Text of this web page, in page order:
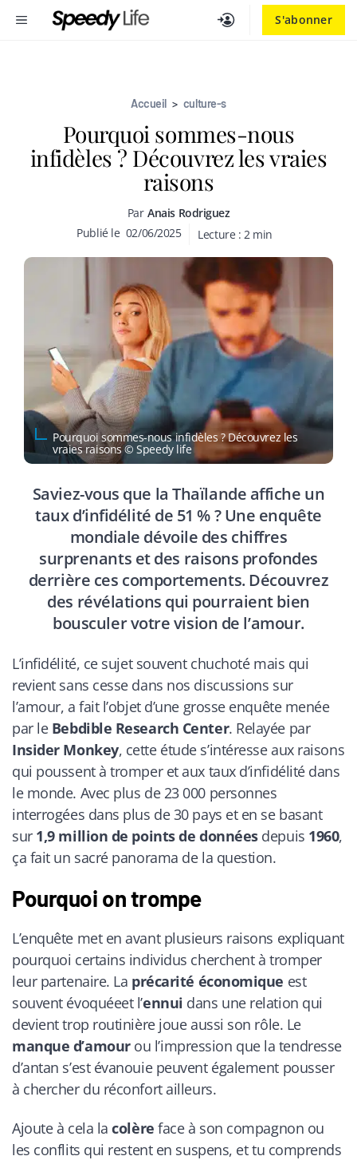
S'abonner
MENU
Accueil > culture-s
Pourquoi sommes-nous
infidèles ? Découvrez les vraies
raisons
Par Anais Rodriguez
Publié le 02/06/2025 Lecture : 2 min
Pourquoi sommes-nous infidèles ? Découvrez les
vraies raisons © Speedy life
Saviez-vous que la Thaïlande affiche un
taux d’infidélité de 51 % ? Une enquête
mondiale dévoile des chiffres
surprenants et des raisons profondes
derrière ces comportements. Découvrez
des révélations qui pourraient bien
bousculer votre vision de l’amour.
L’infidélité, ce sujet souvent chuchoté mais qui
revient sans cesse dans nos discussions sur
l’amour, a fait l’objet d’une grosse enquête menée
par le Bebdible Research Center. Relayée par
Insider Monkey, cette étude s’intéresse aux raisons
qui poussent à tromper et aux taux d’infidélité dans
le monde. Avec plus de 23 000 personnes
interrogées dans plus de 30 pays et en se basant
sur 1,9 million de points de donnéesdepuis 1960,
ça fait un sacré panorama de la question.
Pourquoi on trompe
L’enquête met en avant plusieurs raisons expliquant
pourquoi certains individus cherchent à tromper
leur partenaire. La précarité économique est
souvent évoquéeet l’ennui dans une relation qui
devient trop routinière joue aussi son rôle. Le
manque d’amourou l’impression que la tendresse
d’antan s’est évanouie peuvent également pousser
à chercher du réconfort ailleurs.
Ajoute à cela lacolère face à son compagnon ou
les conflits qui restent en suspens, et tu comprends